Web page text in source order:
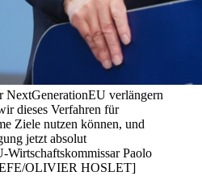
NextGenerationEU verlängern
dieses Verfahren für
Ziele nutzen können, und
jetzt absolut
Wirtschaftskommissar Paolo
OLIVIER HOSLET]